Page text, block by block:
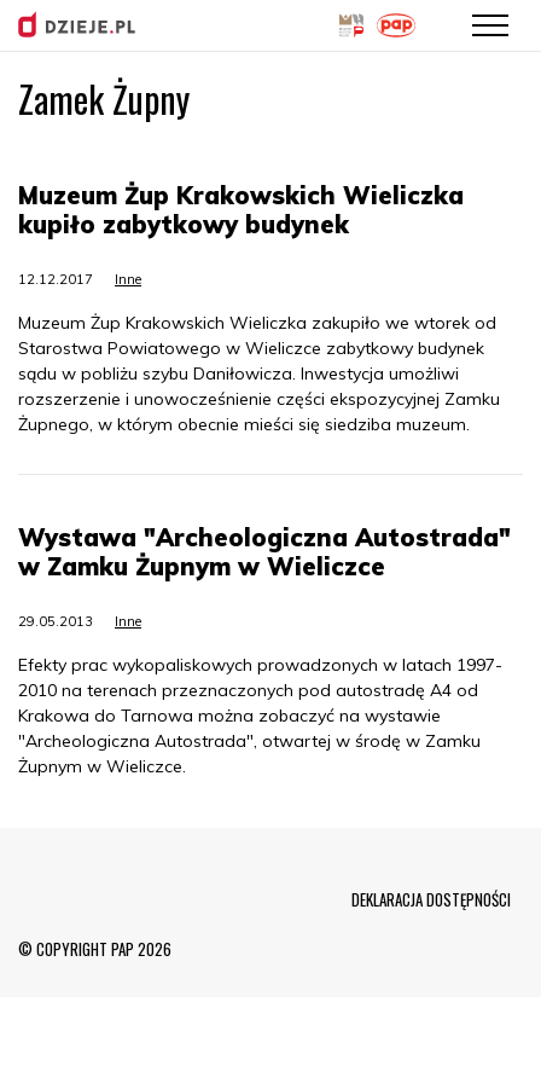
Zamek Żupny
Muzeum Żup Krakowskich Wieliczka
kupiło zabytkowy budynek
12.12.2017 Inne
Muzeum Żup Krakowskich Wieliczka zakupiło we wtorek od
Starostwa Powiatowego w Wieliczce zabytkowy budynek
sądu w pobliżu szybu Daniłowicza. Inwestycja umożliwi
rozszerzenie i unowocześnienie części ekspozycyjnej Zamku
Żupnego, w którym obecnie mieści się siedziba muzeum.
Wystawa "Archeologiczna Autostrada"
w Zamku Żupnym w Wieliczce
29.05.2013 Inne
Efekty prac wykopaliskowych prowadzonych w latach 1997-
2010 na terenach przeznaczonych pod autostradę A4 od
Krakowa do Tarnowa można zobaczyć na wystawie
"Archeologiczna Autostrada", otwartej w środę w Zamku
Żupnym w Wieliczce.
© COPYRIGHT PAP 2026
DEKLARACJA DOSTĘPNOŚCI